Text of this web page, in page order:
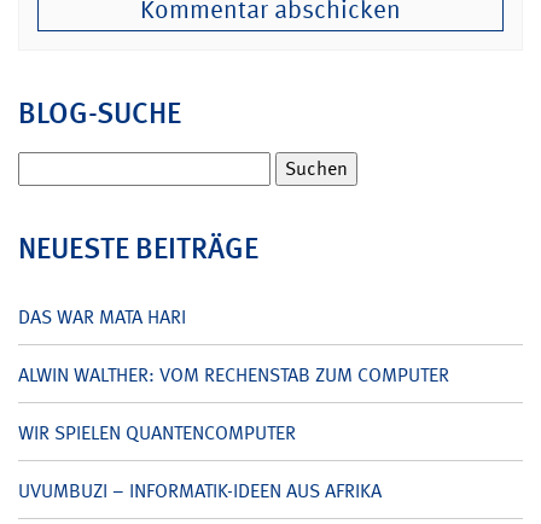
BLOG-SUCHE
nach:
NEUESTE BEITRÄGE
DAS WAR MATA HARI
ALWIN WALTHER: VOM RECHENSTAB ZUM COMPUTER
WIR SPIELEN QUANTENCOMPUTER
UVUMBUZI – INFORMATIK-IDEEN AUS AFRIKA